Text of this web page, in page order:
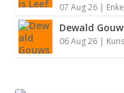
07 Aug 26 |
Dewald
06 Aug 26 |